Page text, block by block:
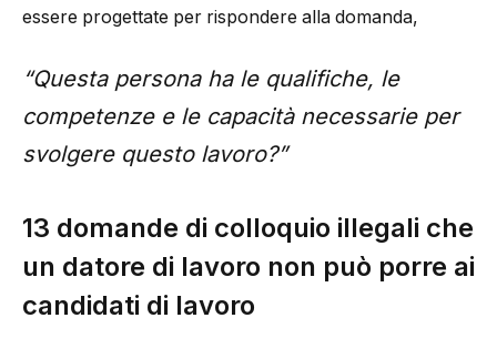
essere progettate per rispondere alla domanda,
“Questa persona ha le qualifiche, le
competenze e le capacità necessarie per
svolgere questo lavoro?”
13 domande di colloquio illegali che
un datore di lavoro non può porre ai
candidati di lavoro